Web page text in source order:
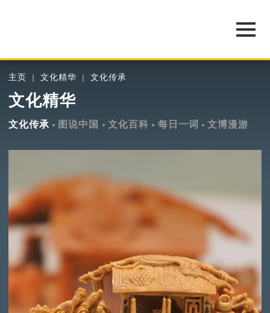
主页 文化精华 文化传承
文化精华
文化传承 图说中国 文化百科 每日一词 文博漫游